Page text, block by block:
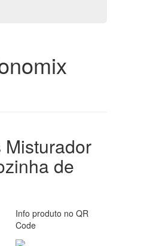
de
Info produto no QR
Code